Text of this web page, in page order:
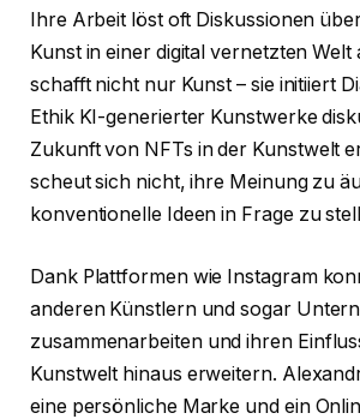
Ihre Arbeit löst oft Diskussionen
Kunst in einer digital vernetzten
schafft nicht nur Kunst – sie initiiert
Ethik KI-generierter Kunstwerke
Zukunft von NFTs in der Kunstwelt
scheut sich nicht, ihre Meinung zu
konventionelle Ideen in Frage zu
Dank Plattformen wie Instagram
anderen Künstlern und sogar
zusammenarbeiten und ihren
Kunstwelt hinaus erweitern.
eine persönliche Marke und ein